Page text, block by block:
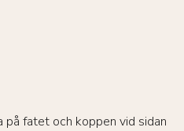
fatet och koppen vid sidan